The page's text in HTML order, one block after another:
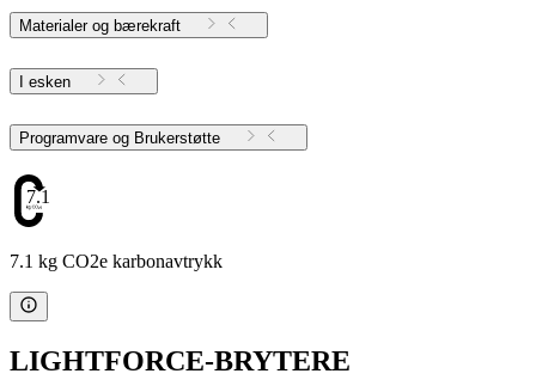
Materialer og bærekraft
I esken
Programvare og Brukerstøtte
7.1
7.1 kg CO2e karbonavtrykk
LIGHTFORCE-BRYTERE